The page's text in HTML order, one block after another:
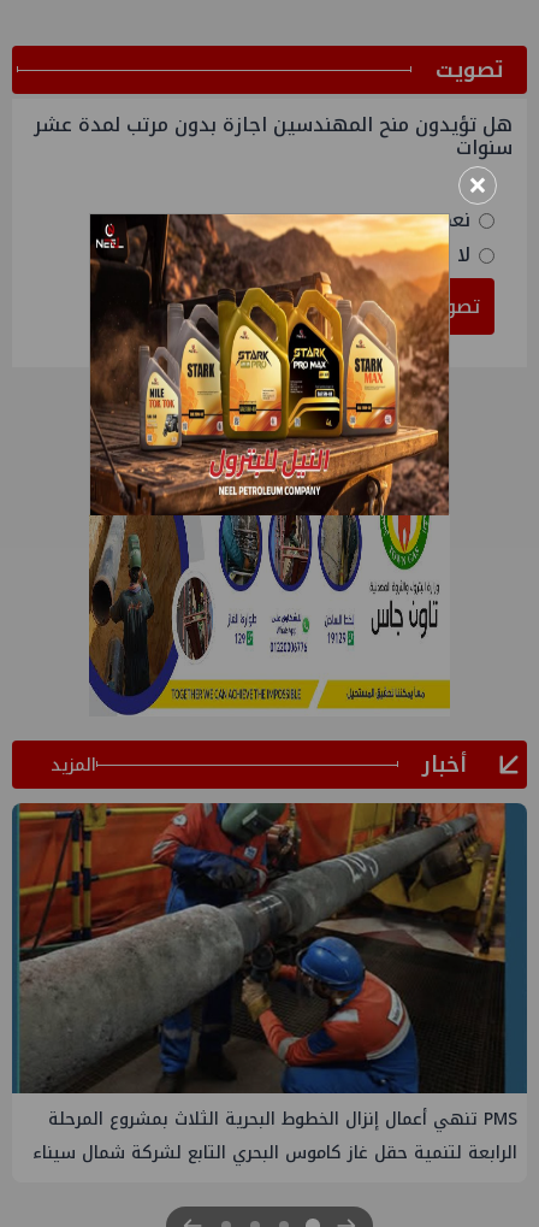
ﺗﺼﻮﻳﺖ
هل تؤيدون منح المهندسين اجازة بدون مرتب لمدة عشر
سنوات
نعم
لا
تصويت
النتائج
أخبار المزيد
PMS تنهي أعمال إنزال الخطوط البحرية الثلاث بمشروع المرحلة
الرابعة لتنمية حقل غاز كاموس البحري التابع لشركة شمال سيناء
×